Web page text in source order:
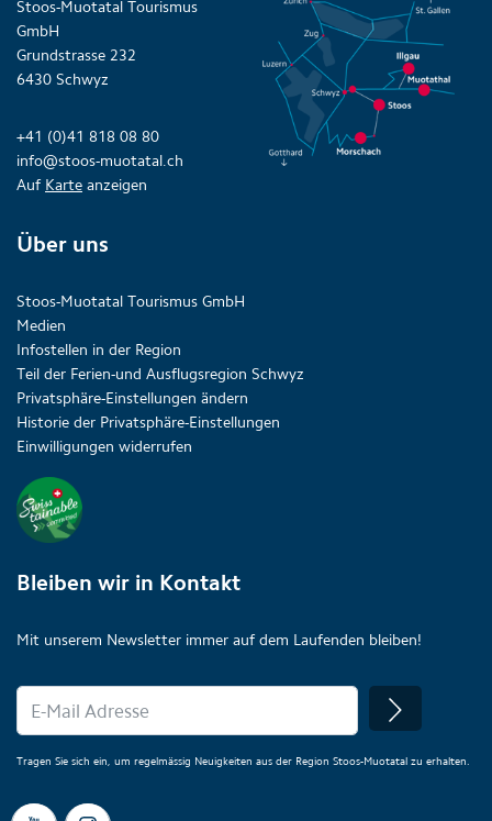
Stoos-Muotatal Tourismus
GmbH
Grundstrasse 232
6430 Schwyz
+41 (0)41 818 08 80
info@stoos-muotatal.ch
Auf Karte anzeigen
Über uns
Stoos-Muotatal Tourismus GmbH
Medien
Infostellen in der Region
Teil der Ferien-und Ausflugsregion Schwyz
Privatsphäre-Einstellungen ändern
Historie der Privatsphäre-Einstellungen
Einwilligungen widerrufen
Bleiben wir in Kontakt
Mit unserem Newsletter immer auf dem Laufenden bleiben!
Tragen Sie sich ein, um regelmässig Neuigkeiten aus der Region Stoos-Muotatal zu erhalten.